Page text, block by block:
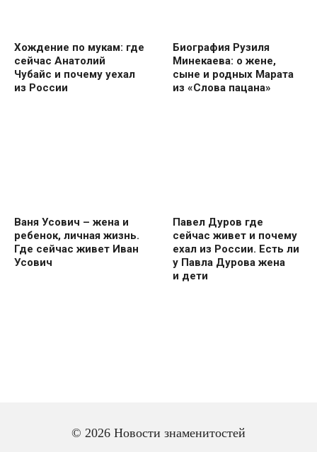
Хождение по мукам: где
сейчас Анатолий
Чубайс и почему уехал
из России
Биография Рузиля
Минекаева: о жене,
сыне и родных Марата
из «Слова пацана»
Ваня Усович – жена и
ребенок, личная жизнь.
Где сейчас живет Иван
Усович
Павел Дуров где
сейчас живет и почему
ехал из России. Есть ли
у Павла Дурова жена
и дети
© 2026 Новости знаменитостей